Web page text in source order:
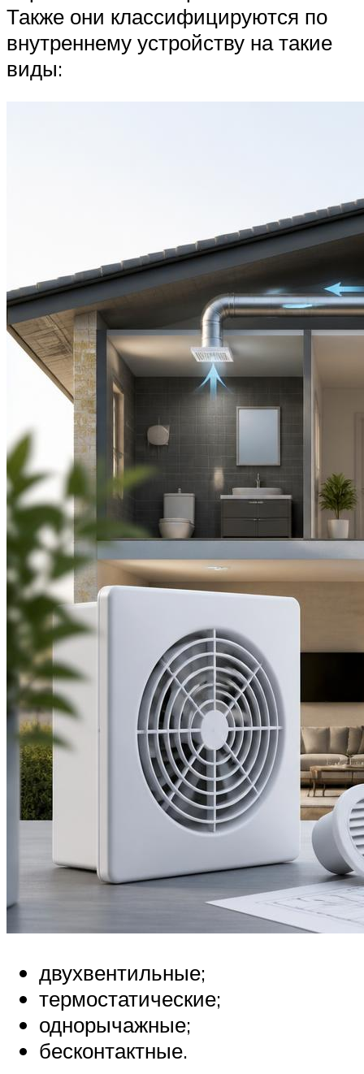
Также они классифицируются по
внутреннему устройству на такие
виды:
двухвентильные;
термостатические;
однорычажные;
бесконтактные.